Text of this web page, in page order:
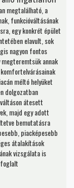
megtalálható, a
funkcióváltásának
egy konkrét épület
elavult, sok
nagyon fontos
annak
méltó helyüket
dolgozatban
átesett
majd egy adott
bemutatásra
piacképesebb
átalakítások
vizsgálata is